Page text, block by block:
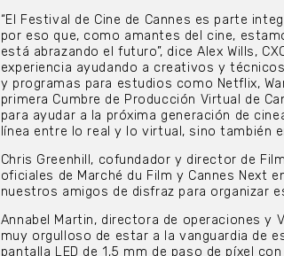
“El Festival de Cine de Cannes es parte
por eso que, como amantes del cine,
está abrazando el futuro”, dice Alex Wills,
experiencia ayudando a creativos y
y programas para estudios como Netflix,
primera Cumbre de Producción Virtual de
para ayudar a la próxima generación de
línea entre lo real y lo virtual, sino también
Chris Greenhill, cofundador y director de
oficiales de Marché du Film y Cannes Next
nuestros amigos de disfraz para organizar
Annabel Martin, directora de operaciones y
muy orgulloso de estar a la vanguardia de
pantalla LED de 1,5 mm de paso de píxel